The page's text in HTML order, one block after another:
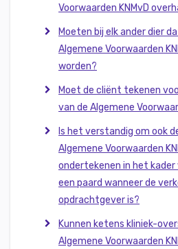
Voorwaarden KNMvD
Moeten bij elk ander dier
Algemene Voorwaarden
worden?
Moet de cliënt tekenen
van de Algemene
Is het verstandig om ook
Algemene Voorwaarden
ondertekenen in het kader
een paard wanneer de
opdrachtgever is?
Kunnen ketens kliniek-
Algemene Voorwaarden